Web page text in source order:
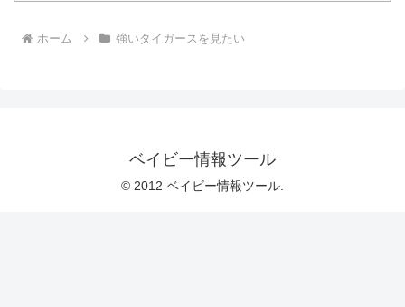
ホーム 強いタイガースを見たい
ベイビー情報ツール
© 2012 ベイビー情報ツール.